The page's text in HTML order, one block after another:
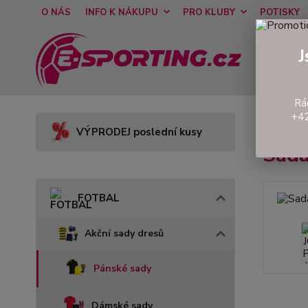
O NÁS INFO K NÁKUPU PRO KLUBY POTISKY
VÝPRODEJ poslední kusy
FOTBAL
Akční sady dresů
Pánské sady